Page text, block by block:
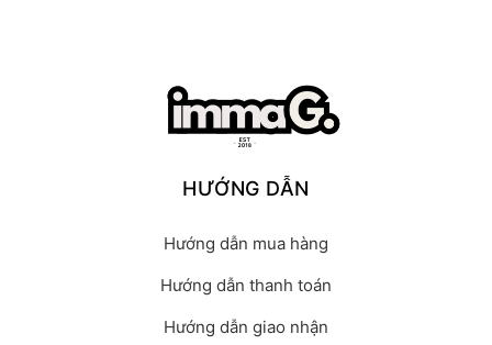
HƯỚNG DẪN
Hướng dẫn mua hàng
Hướng dẫn thanh toán
Hướng dẫn giao nhận